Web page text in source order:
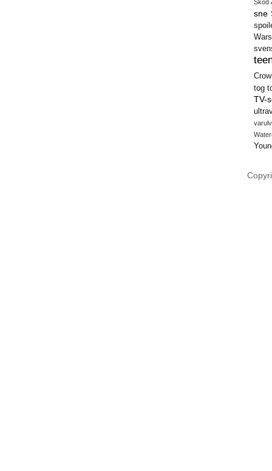
Skod
sne
Wars
Crow
tog
TV-
varulv